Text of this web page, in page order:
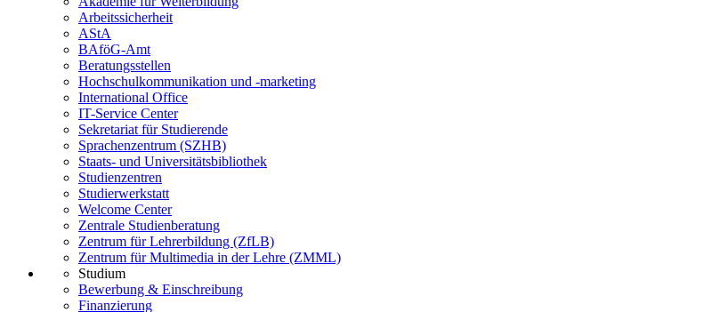
Arbeitssicherheit
AStA
BAföG-Amt
Beratungsstellen
Hochschulkommunikation und -marketing
International Office
IT-Service Center
Sekretariat für Studierende
Sprachenzentrum (SZHB)
Staats- und Universitätsbibliothek
Studienzentren
Studierwerkstatt
Welcome Center
Zentrale Studienberatung
Zentrum für Lehrerbildung (ZfLB)
Zentrum für Multimedia in der Lehre (ZMML)
Studium
Bewerbung & Einschreibung
Finanzierung